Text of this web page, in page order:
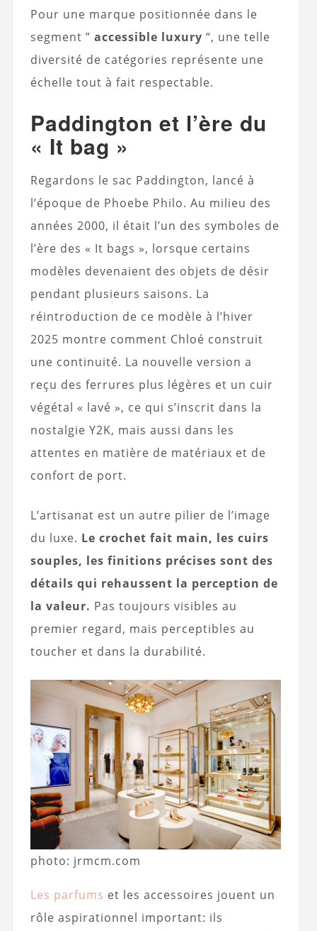
Pour une marque positionnée dans le
segment ” accessible luxury “, une telle
diversité de catégories représente une
échelle tout à fait respectable.
Paddington et l’ère du
« It bag »
Regardons le sac Paddington, lancé à
l’époque de Phoebe Philo. Au milieu des
années 2000, il était l’un des symboles de
l’ère des « It bags », lorsque certains
modèles devenaient des objets de désir
pendant plusieurs saisons. La
réintroduction de ce modèle à l’hiver
2025 montre comment Chloé construit
une continuité. La nouvelle version a
reçu des ferrures plus légères et un cuir
végétal « lavé », ce qui s’inscrit dans la
nostalgie Y2K, mais aussi dans les
attentes en matière de matériaux et de
confort de port.
L’artisanat est un autre pilier de l’image
du luxe. Le crochet fait main, les cuirs
souples, les finitions précises sont des
détails qui rehaussent la perception de
la valeur. Pas toujours visibles au
premier regard, mais perceptibles au
toucher et dans la durabilité.
photo: jrmcm.com
Les parfums et les accessoires jouent un
rôle aspirationnel important: ils